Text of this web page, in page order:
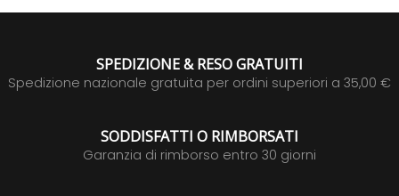
SPEDIZIONE & RESO GRATUITI
Spedizione nazionale gratuita per ordini superiori a 35,00 €
SODDISFATTI O RIMBORSATI
Garanzia di rimborso entro 30 giorni